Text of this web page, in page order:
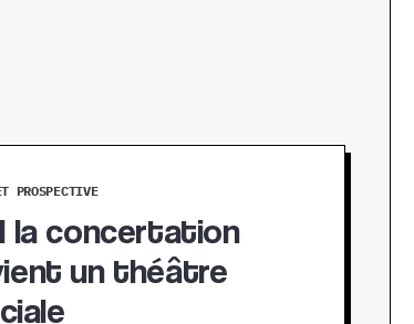
PROSPECTIVE
la concertation
un théâtre